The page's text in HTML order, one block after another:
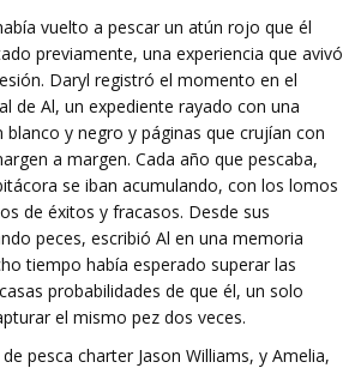
vuelto a pescar un atún rojo que él
previamente, una experiencia que avivó
Daryl registró el momento en el
de Al, un expediente rayado con una
y negro y páginas que crujían con
a margen. Cada año que pescaba,
se iban acumulando, con los lomos
de éxitos y fracasos. Desde sus
peces, escribió Al en una memoria
tiempo había esperado superar las
probabilidades de que él, un solo
el mismo pez dos veces.
pesca charter Jason Williams, y Amelia,